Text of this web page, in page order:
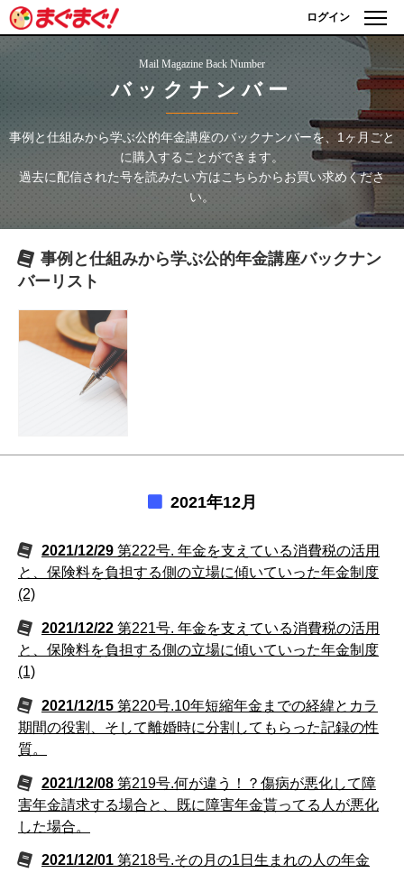
ログイン
Mail Magazine Back Number
バックナンバー
事例と仕組みから学ぶ公的年金講座のバックナンバーを、1ヶ月ごと
に購入することができます。
過去に配信された号を読みたい方はこちらからお買い求めくださ
い。
事例と仕組みから学ぶ公的年金講座バックナン
バーリスト
2021年12月
2021/12/29 第222号. 年金を支えている消費税の活用
と、保険料を負担する側の立場に傾いていった年金制度
(2)
2021/12/22 第221号. 年金を支えている消費税の活用
と、保険料を負担する側の立場に傾いていった年金制度
(1)
2021/12/15 第220号.10年短縮年金までの経緯とカラ
期間の役割、そして離婚時に分割してもらった記録の性
質。
2021/12/08 第219号.何が違う！？傷病が悪化して障
害年金請求する場合と、既に障害年金貰ってる人が悪化
した場合。
2021/12/01 第218号.その月の1日生まれの人の年金